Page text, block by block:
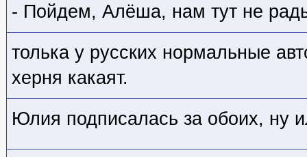
- Пойдем, Алёша, нам тут не
толька у русских нормальные
херня какаят.
Юлия подписалась за обоих, ну